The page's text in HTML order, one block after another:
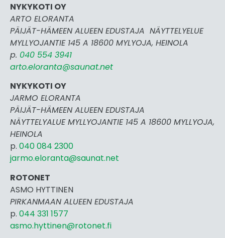
NYKYKOTI OY
ARTO ELORANTA
PÄIJÄT-HÄMEEN ALUEEN EDUSTAJA NÄYTTELYELUE
MYLLYOJANTIE 145 A 18600 MYLYOJA, HEINOLA
p. 040 554 3941
arto.eloranta@saunat.net
NYKYKOTI OY
JARMO ELORANTA
PÄIJÄT-HÄMEEN ALUEEN EDUSTAJA
NÄYTTELYALUE MYLLYOJANTIE 145 A 18600 MYLLYOJA,
HEINOLA
p. 040 084 2300
jarmo.eloranta@saunat.net
ROTONET
ASMO HYTTINEN
PIRKANMAAN ALUEEN EDUSTAJA
p. 044 331 1577
asmo.hyttinen@rotonet.fi